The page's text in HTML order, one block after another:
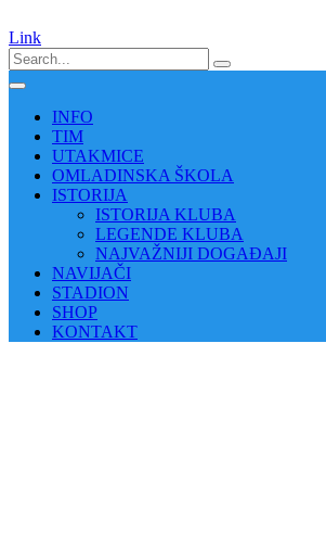
Link
INFO
TIM
UTAKMICE
OMLADINSKA ŠKOLA
ISTORIJA
ISTORIJA KLUBA
LEGENDE KLUBA
NAJVAŽNIJI DOGAĐAJI
NAVIJAČI
STADION
SHOP
KONTAKT